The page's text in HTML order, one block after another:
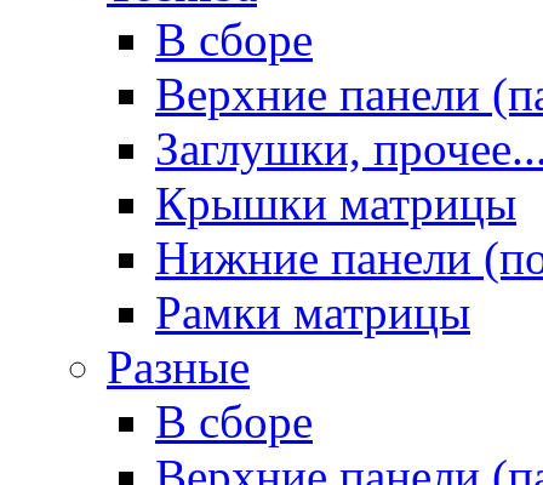
В сборе
Верхние панели
Заглушки,
Крышки матрицы
Нижние панели
Рамки матрицы
Разные
В сборе